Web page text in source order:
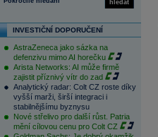
hledat
INVESTIČNÍ DOPORUČENÍ
AstraZeneca jako sázka na
defenzivu mimo AI horečku
Arista Networks: AI může firmě
zajistit příznivý vítr do zad
Analytický radar: Colt CZ roste díky
vyšší marži, širší integraci i
stabilnějšímu byznysu
Nové střelivo pro další růst. Patria
mění cílovou cenu pro Colt CZ